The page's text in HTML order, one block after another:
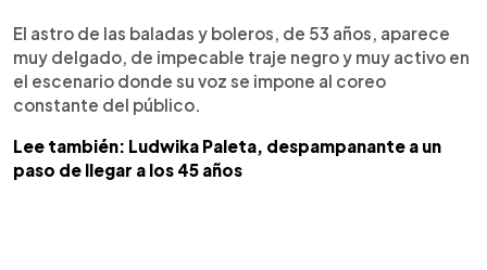
El astro de las baladas y boleros, de 53 años, aparece
muy delgado, de impecable traje negro y muy activo en
el escenario donde su voz se impone al coreo
constante del público.
Lee también: Ludwika Paleta, despampanante a un
paso de llegar a los 45 años